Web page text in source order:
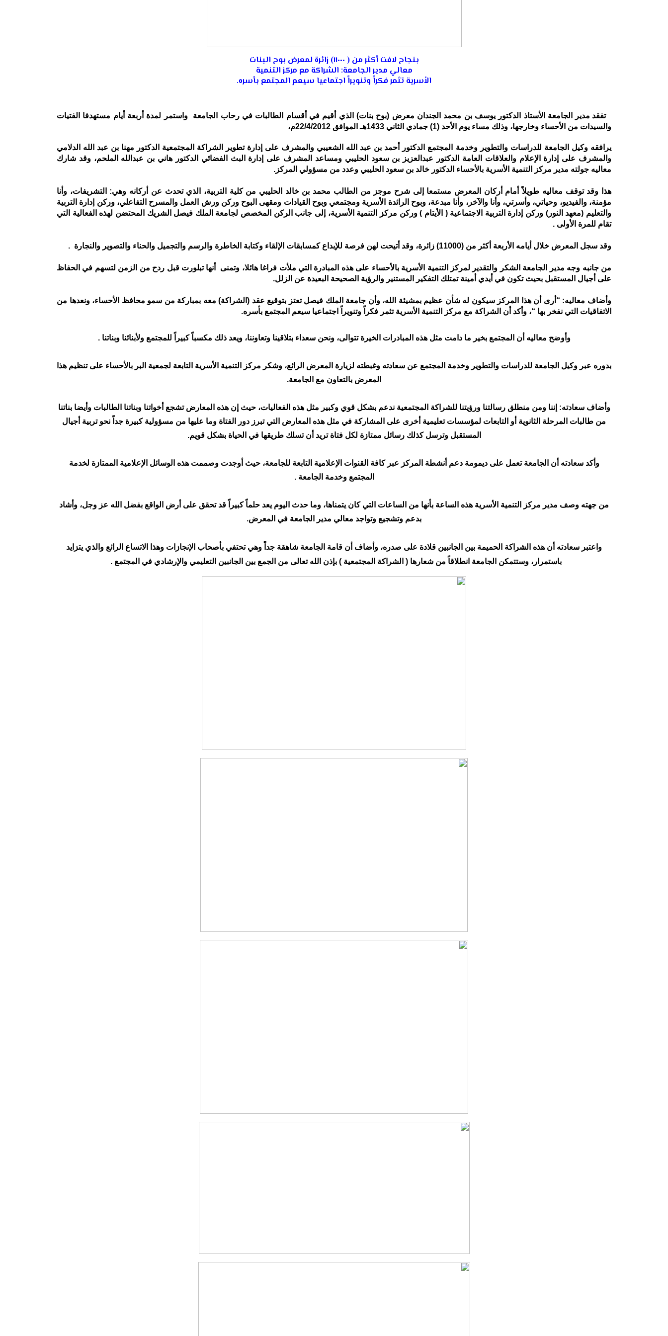
بنجاح لافت أكثر من ( ١١٠٠٠) زائرة لمعرض بوح البنات
معالي مدير الجامعة: الشراكة مع مركز التنمية
الأسرية تثمر فكراً وتنويراً اجتماعيا سيعم المجتمع بأسره.
تفقد مدير الجامعة الأستاذ الدكتور يوسف بن محمد الجندان معرض (بوح بنات) الذي أقيم في أقسام الطالبات في رحاب الجامعة واستمر لمدة أربعة أيام مستهدفا الفتيات
والسيدات من الأحساء وخارجها، وذلك مساء يوم الأحد (1) جمادي الثاني 1433هـ الموافق 22/4/2012م،
يرافقه وكيل الجامعة للدراسات والتطوير وخدمة المجتمع الدكتور أحمد بن عبد الله الشعيبي والمشرف على إدارة تطوير الشراكة المجتمعية الدكتور مهنا بن عبد الله الدلامي
والمشرف على إدارة الإعلام والعلاقات العامة الدكتور عبدالعزيز بن سعود الحليبي ومساعد المشرف على إدارة البث الفضائي الدكتور هاني بن عبدالله الملحم، وقد شارك
معاليه جولته مدير مركز التنمية الأسرية بالأحساء الدكتور خالد بن سعود الحليبي وعدد من مسؤولي المركز.
هذا وقد توقف معاليه طويلاً أمام أركان المعرض مستمعا إلى شرح موجز من الطالب محمد بن خالد الحليبي من كلية التربية، الذي تحدث عن أركانه وهي: التشريفات، وأنا
مؤمنة، والفيديو، وحياتي، وأسرتي، وأنا والآخر، وأنا مبدعة، وبوح الرائدة الأسرية ومجتمعي وبوح القيادات ومقهى البوح وركن ورش العمل والمسرح التفاعلي، وركن إدارة التربية
والتعليم (معهد النور) وركن إدارة التربية الاجتماعية ( الأيتام ) وركن مركز التنمية الأسرية، إلى جانب الركن المخصص لجامعة الملك فيصل الشريك المحتضن لهذه الفعالية التي
تقام للمرة الأولى .
وقد سجل المعرض خلال أيامه الأربعة أكثر من (11000) زائرة، وقد أتيحت لهن فرصة للإبداع كمسابقات الإلقاء وكتابة الخاطرة والرسم والتجميل والحناء والتصوير والنجارة .
من جانبه وجه مدير الجامعة الشكر والتقدير لمركز التنمية الأسرية بالأحساء على هذه المبادرة التي ملأت فراغا هائلا، وتمنى أنها تبلورت قبل ردح من الزمن لتسهم في الحفاظ
على أجيال المستقبل بحيث تكون في أيدي أمينة تمتلك التفكير المستنير والرؤية الصحيحة البعيدة عن الزلل.
وأضاف معاليه: “أرى أن هذا المركز سيكون له شأن عظيم بمشيئة الله، وأن جامعة الملك فيصل تعتز بتوقيع عقد (الشراكة) معه بمباركة من سمو محافظ الأحساء، ونعدها من
الاتفاقيات التي نفخر بها “، وأكد أن الشراكة مع مركز التنمية الأسرية تثمر فكراً وتنويراً اجتماعيا سيعم المجتمع بأسره.
وأوضح معاليه أن المجتمع بخير ما دامت مثل هذه المبادرات الخيرة تتوالى، ونحن سعداء بتلاقينا وتعاوننا، ويعد ذلك مكسباً كبيراً للمجتمع ولأبنائنا وبناتنا .
بدوره عبر وكيل الجامعة للدراسات والتطوير وخدمة المجتمع عن سعادته وغبطته لزيارة المعرض الرائع، وشكر مركز التنمية الأسرية التابعة لجمعية البر بالأحساء على تنظيم هذا
المعرض بالتعاون مع الجامعة.
وأضاف سعادته: إننا ومن منطلق رسالتنا ورؤيتنا للشراكة المجتمعية ندعم بشكل قوي وكبير مثل هذه الفعاليات، حيث إن هذه المعارض تشجع أخواتنا وبناتنا الطالبات وأيضا بناتنا
من طالبات المرحلة الثانوية أو التابعات لمؤسسات تعليمية أخرى على المشاركة في مثل هذه المعارض التي تبرز دور الفتاة وما عليها من مسؤولية كبيرة جداً نحو تربية أجيال
المستقبل وترسل كذلك رسائل ممتازة لكل فتاة تريد أن تسلك طريقها في الحياة بشكل قويم.
وأكد سعادته أن الجامعة تعمل على ديمومة دعم أنشطة المركز عبر كافة القنوات الإعلامية التابعة للجامعة، حيث أوجدت وصممت هذه الوسائل الإعلامية الممتازة لخدمة
المجتمع وخدمة الجامعة .
من جهته وصف مدير مركز التنمية الأسرية هذه الساعة بأنها من الساعات التي كان يتمناها، وما حدث اليوم يعد حلماً كبيراً قد تحقق على أرض الواقع بفضل الله عز وجل، وأشاد
بدعم وتشجيع وتواجد معالي مدير الجامعة في المعرض.
واعتبر سعادته أن هذه الشراكة الحميمة بين الجانبين قلادة على صدره، وأضاف أن قامة الجامعة شاهقة جداً وهي تحتفي بأصحاب الإنجازات وهذا الاتساع الرائع والذي يتزايد
باستمرار، وستتمكن الجامعة انطلاقاً من شعارها ( الشراكة المجتمعية ) بإذن الله تعالى من الجمع بين الجانبين التعليمي والإرشادي في المجتمع .